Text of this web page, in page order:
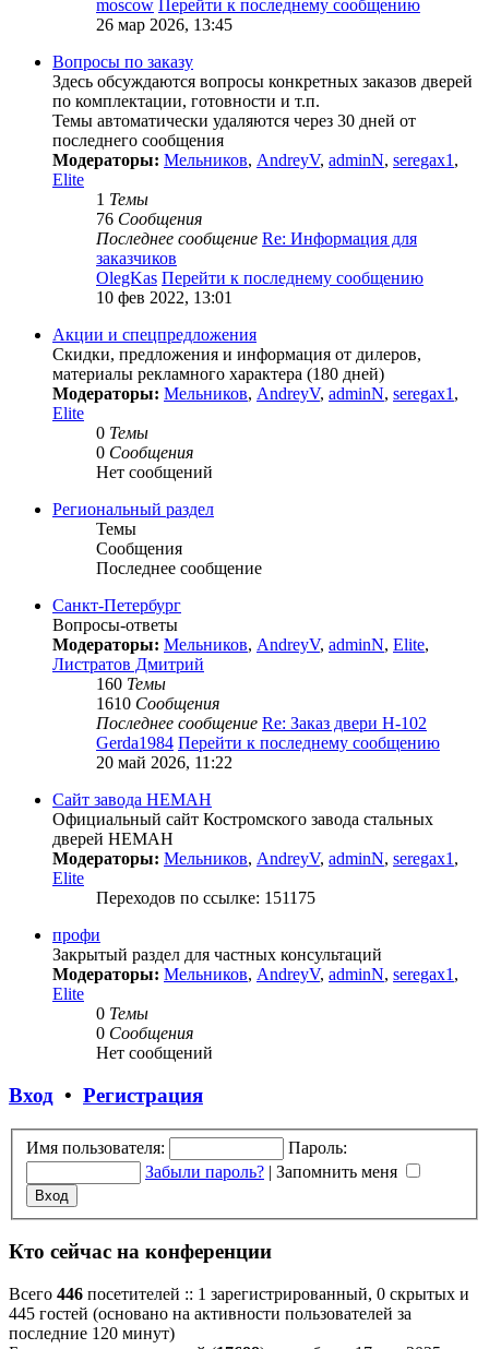
moscow Перейти к последнему сообщению
26 мар 2026, 13:45
Вопросы по заказу
Здесь обсуждаются вопросы конкретных заказов дверей
по комплектации, готовности и т.п.
Темы автоматически удаляются через 30 дней от
последнего сообщения
Модераторы: Мельников, AndreyV, adminN, seregax1,
Elite
1 Темы
76 Сообщения
Последнее сообщение Re: Информация для
заказчиков
OlegKas Перейти к последнему сообщению
10 фев 2022, 13:01
Акции и спецпредложения
Скидки, предложения и информация от дилеров,
материалы рекламного характера (180 дней)
Модераторы: Мельников, AndreyV, adminN, seregax1,
Elite
0 Темы
0 Сообщения
Нет сообщений
Региональный раздел
Темы
Сообщения
Последнее сообщение
Санкт-Петербург
Вопросы-ответы
Модераторы: Мельников, AndreyV, adminN, Elite,
Листратов Дмитрий
160 Темы
1610 Сообщения
Последнее сообщение Re: Заказ двери Н-102
Gerda1984 Перейти к последнему сообщению
20 май 2026, 11:22
Сайт завода НЕМАН
Официальный сайт Костромского завода стальных
дверей НЕМАН
Модераторы: Мельников, AndreyV, adminN, seregax1,
Elite
Переходов по ссылке: 151175
профи
Закрытый раздел для частных консультаций
Модераторы: Мельников, AndreyV, adminN, seregax1,
Elite
0 Темы
0 Сообщения
Нет сообщений
Вход • Регистрация
Имя пользователя:
Пароль:
Забыли пароль? | Запомнить меня
Кто сейчас на конференции
Всего 446 посетителей :: 1 зарегистрированный, 0 скрытых и
445 гостей (основано на активности пользователей за
последние 120 минут)